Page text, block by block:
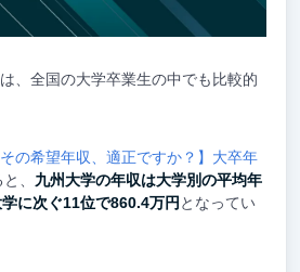
、全国の大学卒業生の中でも比較的
の希望年収、適正ですか？】大卒年
、 九州大学の年収は大学別の平均年
に次ぐ11位で860.4万円 となってい